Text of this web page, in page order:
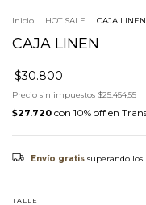
Inicio . HOT SALE . CAJA LINEN
CAJA LINEN
$30.800
Precio sin impuestos $25.454,55
$27.720 con
Envío gratis superando los
TALLE